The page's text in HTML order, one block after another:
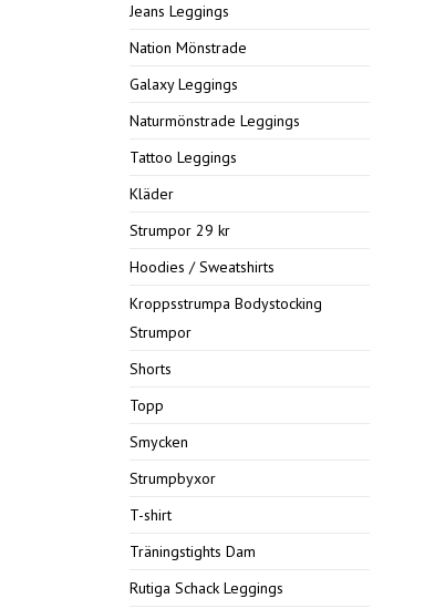
Jeans Leggings
Nation Mönstrade
Galaxy Leggings
Naturmönstrade Leggings
Tattoo Leggings
Kläder
Strumpor 29 kr
Hoodies / Sweatshirts
Kroppsstrumpa Bodystocking
Strumpor
Shorts
Topp
Smycken
Strumpbyxor
T-shirt
Träningstights Dam
Rutiga Schack Leggings